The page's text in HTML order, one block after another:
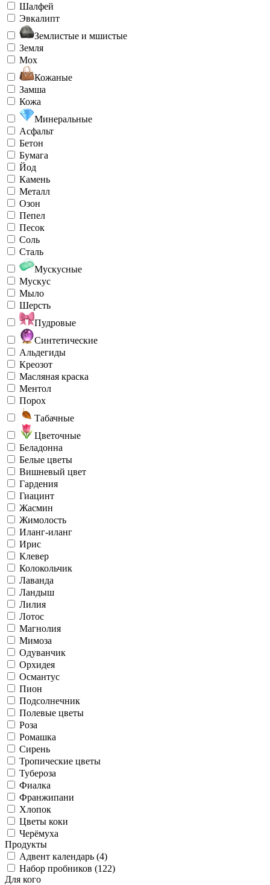
Шалфей
Эвкалипт
Землистые и мшистые
Земля
Мох
Кожаные
Замша
Кожа
Минеральные
Асфальт
Бетон
Бумага
Йод
Камень
Металл
Озон
Пепел
Песок
Соль
Сталь
Мускусные
Мускус
Мыло
Шерсть
Пудровые
Синтетические
Альдегиды
Креозот
Масляная краска
Ментол
Порох
Табачные
Цветочные
Беладонна
Белые цветы
Вишневый цвет
Гардения
Гиацинт
Жасмин
Жимолость
Иланг-иланг
Ирис
Клевер
Колокольчик
Лаванда
Ландыш
Лилия
Лотос
Магнолия
Мимоза
Одуванчик
Орхидея
Османтус
Пион
Подсолнечник
Полевые цветы
Роза
Ромашка
Сирень
Тропические цветы
Тубероза
Фиалка
Франжипани
Хлопок
Цветы коки
Черёмуха
Продукты
Адвент календарь (4)
Набор пробников (122)
Для кого